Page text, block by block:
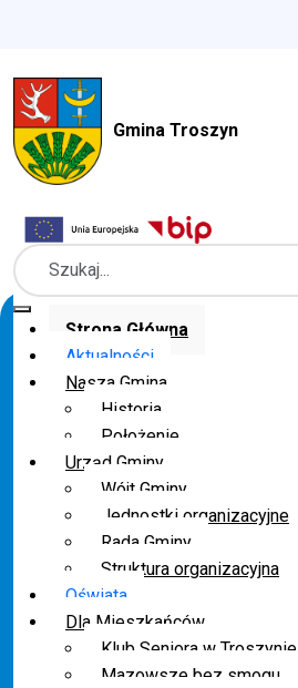
Gmina Troszyn
Szukaj
Strona Główna
Aktualności
Nasza Gmina
Historia
Położenie
Urząd Gminy
Wójt Gminy
Jednostki organizacyjne
Rada Gminy
Struktura organizacyjna
Oświata
Dla Mieszkańców
Klub Seniora w Troszynie
Mazowsze bez smogu